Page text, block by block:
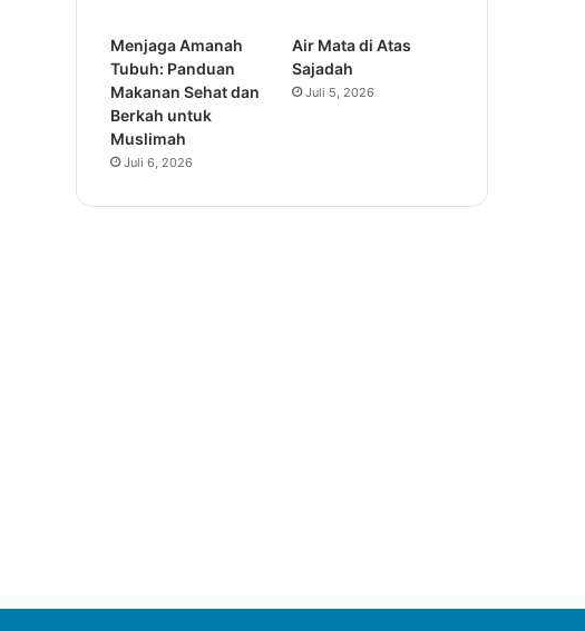
Menjaga Amanah
Tubuh: Panduan
Makanan Sehat dan
Berkah untuk
Muslimah
Juli 6, 2026
Air Mata di Atas
Sajadah
Juli 5, 2026